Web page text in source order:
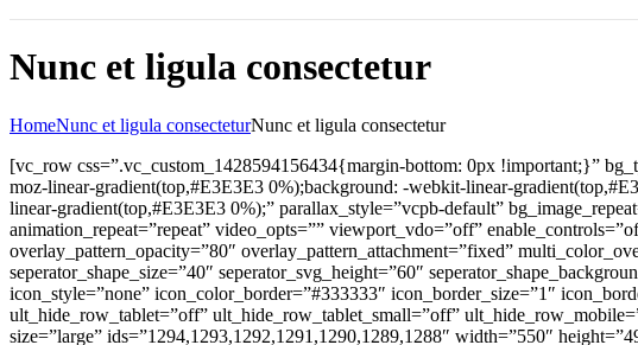
Nunc et ligula consectetur
HomeNunc et ligula consecteturNunc et ligula consectetur
[vc_row css=”.vc_custom_1428594156434{margin-bottom: 0px !important;}”
moz-linear-gradient(top,#E3E3E3 0%);background: -webkit-linear-
linear-gradient(top,#E3E3E3 0%);” parallax_style=”vcpb-default”
animation_repeat=”repeat” video_opts=”” viewport_vdo=”off”
overlay_pattern_opacity=”80″ overlay_pattern_attachment=”fixed”
seperator_shape_size=”40″ seperator_svg_height=”60″
icon_style=”none” icon_color_border=”#333333″ icon_border_size=”1″
ult_hide_row_tablet=”off” ult_hide_row_tablet_small=”off”
size=”large” ids=”1294,1293,1292,1291,1290,1289,1288″ width=”550″